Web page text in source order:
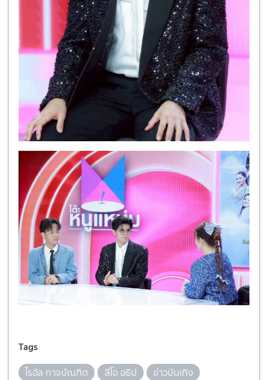
Tags
ไรอัล กาจบัณฑิต ลีโอ อธิป
ข่าวบันเทิง